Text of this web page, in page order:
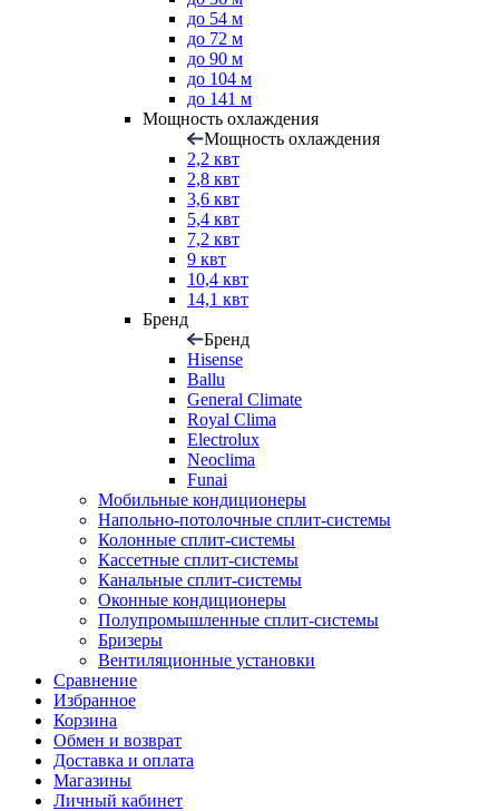
до 54 м
до 72 м
до 90 м
до 104 м
до 141 м
Мощность охлаждения
Мощность охлаждения
2,2 квт
2,8 квт
3,6 квт
5,4 квт
7,2 квт
9 квт
10,4 квт
14,1 квт
Бренд
Бренд
Hisense
Ballu
General Climate
Royal Clima
Electrolux
Neoclima
Funai
Мобильные кондиционеры
Напольно-потолоч​ные ​сплит-системы
Колонные ​​сплит-системы
Кассетные сплит-системы
Канальные сплит-системы
Оконные кондиционеры
Полупромышленные сплит-системы
Бризеры
Вентиляционные установки
Сравнение
Избранное
Корзина
Обмен и возврат
Доставка и оплата
Магазины
Личный кабинет